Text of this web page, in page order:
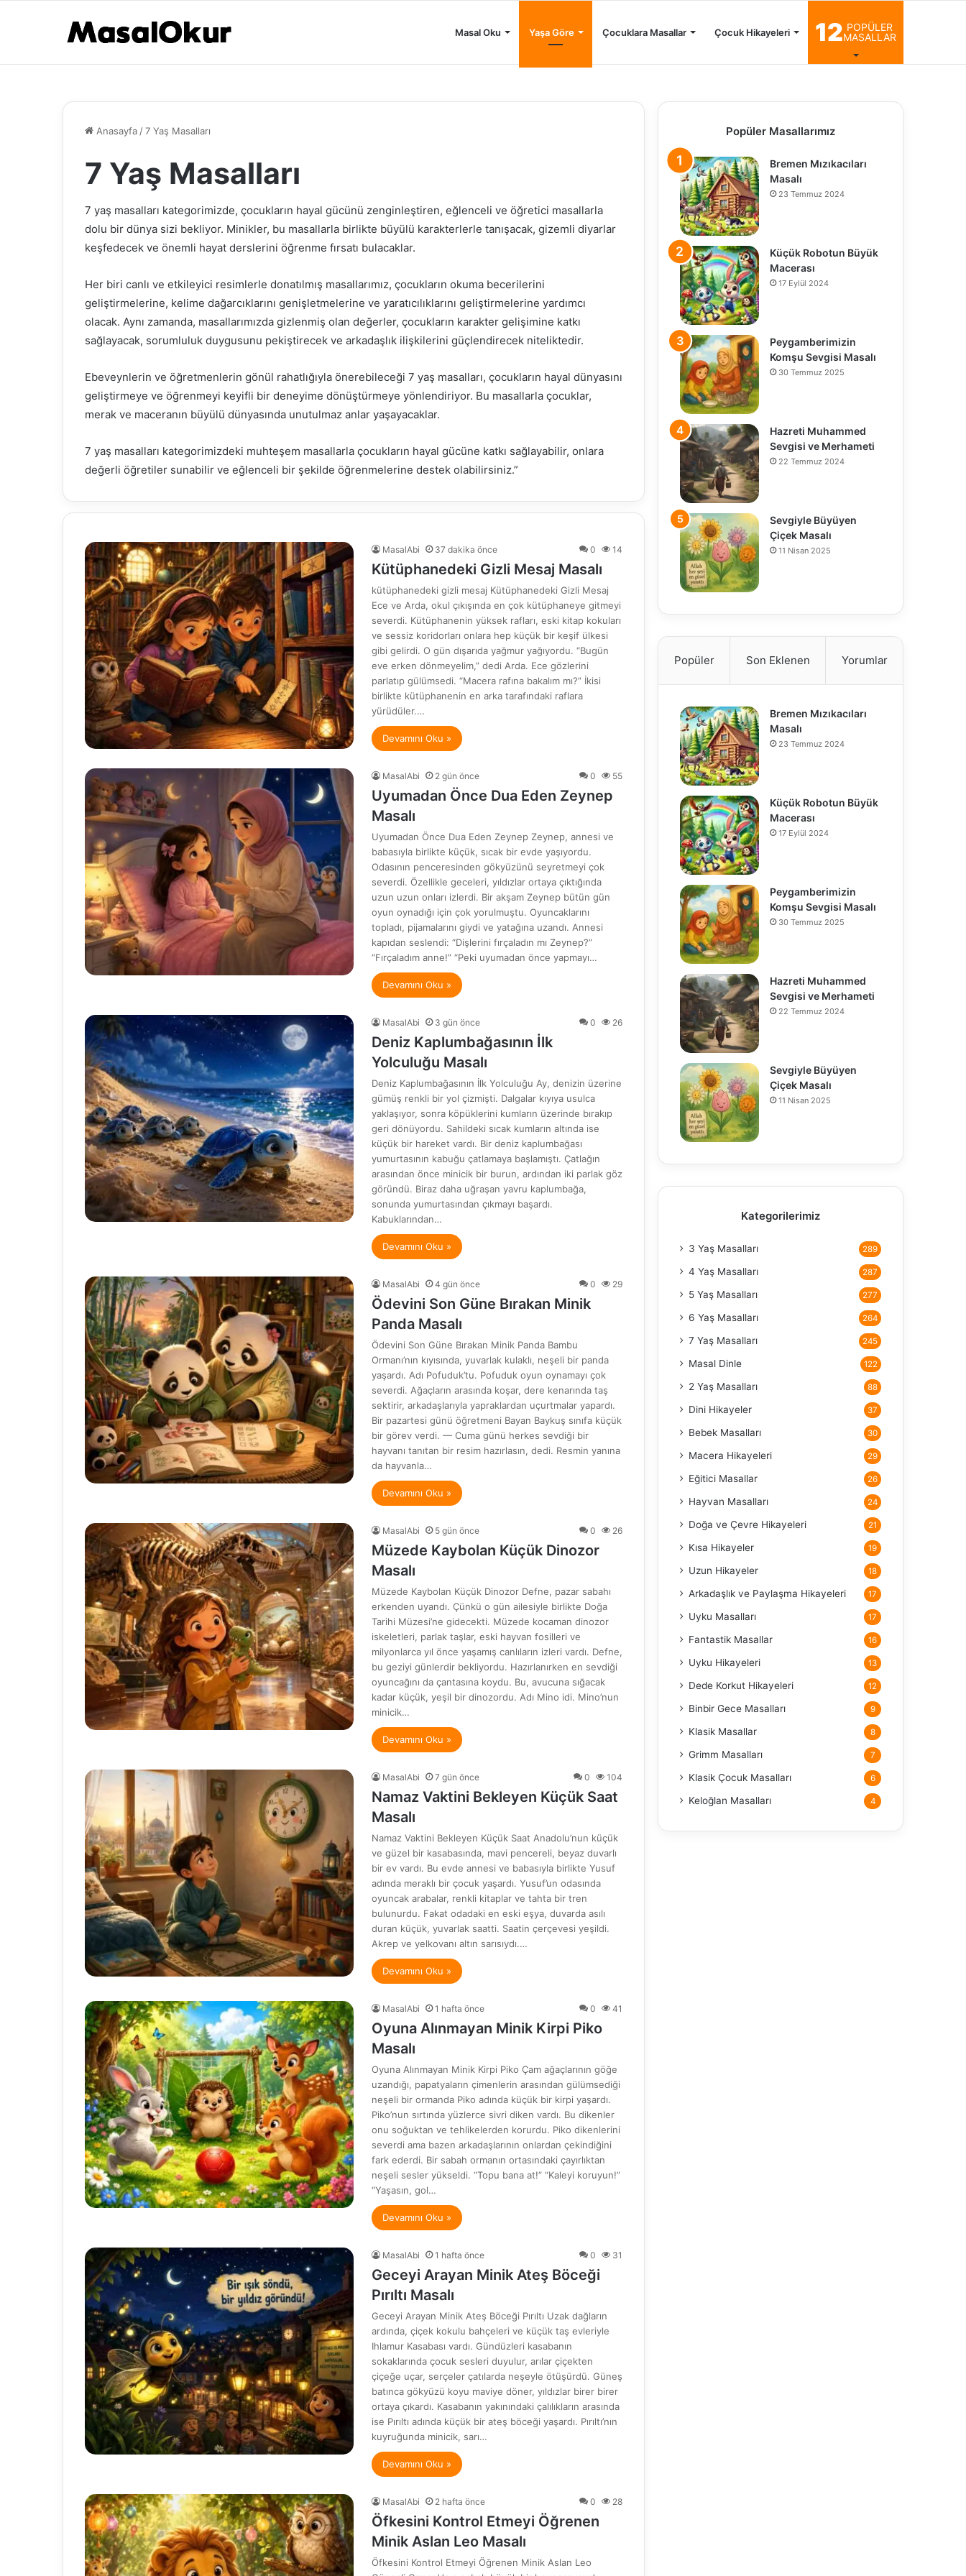
Masal Oku Yaşa Göre Çocuklara Masallar Çocuk Hikayeleri 12 POPÜLER
MASALLAR
Anasayfa /7 Yaş Masalları
7 Yaş Masalları
7 yaş masalları kategorimizde, çocukların hayal gücünü zenginleştiren, eğlenceli ve öğretici masallarla
dolu bir dünya sizi bekliyor. Minikler, bu masallarla birlikte büyülü karakterlerle tanışacak, gizemli diyarlar
keşfedecek ve önemli hayat derslerini öğrenme fırsatı bulacaklar.
Her biri canlı ve etkileyici resimlerle donatılmış masallarımız, çocukların okuma becerilerini
geliştirmelerine, kelime dağarcıklarını genişletmelerine ve yaratıcılıklarını geliştirmelerine yardımcı
olacak. Aynı zamanda, masallarımızda gizlenmiş olan değerler, çocukların karakter gelişimine katkı
sağlayacak, sorumluluk duygusunu pekiştirecek ve arkadaşlık ilişkilerini güçlendirecek niteliktedir.
Ebeveynlerin ve öğretmenlerin gönül rahatlığıyla önerebileceği 7 yaş masalları, çocukların hayal dünyasını
geliştirmeye ve öğrenmeyi keyifli bir deneyime dönüştürmeye yönlendiriyor. Bu masallarla çocuklar,
merak ve maceranın büyülü dünyasında unutulmaz anlar yaşayacaklar.
7 yaş masalları kategorimizdeki muhteşem masallarla çocukların hayal gücüne katkı sağlayabilir, onlara
değerli öğretiler sunabilir ve eğlenceli bir şekilde öğrenmelerine destek olabilirsiniz.”
MasalAbi 37 dakika önce 0 14
Kütüphanedeki Gizli Mesaj Masalı
kütüphanedeki gizli mesaj Kütüphanedeki Gizli Mesaj
Ece ve Arda, okul çıkışında en çok kütüphaneye gitmeyi
severdi. Kütüphanenin yüksek rafları, eski kitap kokuları
ve sessiz koridorları onlara hep küçük bir keşif ülkesi
gibi gelirdi. O gün dışarıda yağmur yağıyordu. “Bugün
eve erken dönmeyelim,” dedi Arda. Ece gözlerini
parlatıp gülümsedi. “Macera rafına bakalım mı?” İkisi
birlikte kütüphanenin en arka tarafındaki raflara
yürüdüler.…
Devamını Oku »
MasalAbi 2 gün önce 0 55
Uyumadan Önce Dua Eden Zeynep
Masalı
Uyumadan Önce Dua Eden Zeynep Zeynep, annesi ve
babasıyla birlikte küçük, sıcak bir evde yaşıyordu.
Odasının penceresinden gökyüzünü seyretmeyi çok
severdi. Özellikle geceleri, yıldızlar ortaya çıktığında
uzun uzun onları izlerdi. Bir akşam Zeynep bütün gün
oyun oynadığı için çok yorulmuştu. Oyuncaklarını
topladı, pijamalarını giydi ve yatağına uzandı. Annesi
kapıdan seslendi: “Dişlerini fırçaladın mı Zeynep?”
“Fırçaladım anne!” “Peki uyumadan önce yapmayı…
Devamını Oku »
MasalAbi 3 gün önce 0 26
Deniz Kaplumbağasının İlk
Yolculuğu Masalı
Deniz Kaplumbağasının İlk Yolculuğu Ay, denizin üzerine
gümüş renkli bir yol çizmişti. Dalgalar kıyıya usulca
yaklaşıyor, sonra köpüklerini kumların üzerinde bırakıp
geri dönüyordu. Sahildeki sıcak kumların altında ise
küçük bir hareket vardı. Bir deniz kaplumbağası
yumurtasının kabuğu çatlamaya başlamıştı. Çatlağın
arasından önce minicik bir burun, ardından iki parlak göz
göründü. Biraz daha uğraşan yavru kaplumbağa,
sonunda yumurtasından çıkmayı başardı.
Kabuklarından…
Devamını Oku »
MasalAbi 4 gün önce 0 29
Ödevini Son Güne Bırakan Minik
Panda Masalı
Ödevini Son Güne Bırakan Minik Panda Bambu
Ormanı’nın kıyısında, yuvarlak kulaklı, neşeli bir panda
yaşardı. Adı Pofuduk’tu. Pofuduk oyun oynamayı çok
severdi. Ağaçların arasında koşar, dere kenarında taş
sektirir, arkadaşlarıyla yapraklardan uçurtmalar yapardı.
Bir pazartesi günü öğretmeni Bayan Baykuş sınıfa küçük
bir görev verdi. — Cuma günü herkes sevdiği bir
hayvanı tanıtan bir resim hazırlasın, dedi. Resmin yanına
da hayvanla…
Devamını Oku »
MasalAbi 5 gün önce 0 26
Müzede Kaybolan Küçük Dinozor
Masalı
Müzede Kaybolan Küçük Dinozor Defne, pazar sabahı
erkenden uyandı. Çünkü o gün ailesiyle birlikte Doğa
Tarihi Müzesi’ne gidecekti. Müzede kocaman dinozor
iskeletleri, parlak taşlar, eski hayvan fosilleri ve
milyonlarca yıl önce yaşamış canlıların izleri vardı. Defne,
bu geziyi günlerdir bekliyordu. Hazırlanırken en sevdiği
oyuncağını da çantasına koydu. Bu, avucuna sığacak
kadar küçük, yeşil bir dinozordu. Adı Mino idi. Mino’nun
minicik…
Devamını Oku »
MasalAbi 7 gün önce 0 104
Namaz Vaktini Bekleyen Küçük Saat
Masalı
Namaz Vaktini Bekleyen Küçük Saat Anadolu’nun küçük
ve güzel bir kasabasında, mavi pencereli, beyaz duvarlı
bir ev vardı. Bu evde annesi ve babasıyla birlikte Yusuf
adında meraklı bir çocuk yaşardı. Yusuf’un odasında
oyuncak arabalar, renkli kitaplar ve tahta bir tren
bulunurdu. Fakat odadaki en eski eşya, duvarda asılı
duran küçük, yuvarlak saatti. Saatin çerçevesi yeşildi.
Akrep ve yelkovanı altın sarısıydı.…
Devamını Oku »
MasalAbi 1 hafta önce 0 41
Oyuna Alınmayan Minik Kirpi Piko
Masalı
Oyuna Alınmayan Minik Kirpi Piko Çam ağaçlarının göğe
uzandığı, papatyaların çimenlerin arasından gülümsediği
neşeli bir ormanda Piko adında küçük bir kirpi yaşardı.
Piko’nun sırtında yüzlerce sivri diken vardı. Bu dikenler
onu soğuktan ve tehlikelerden korurdu. Piko dikenlerini
severdi ama bazen arkadaşlarının onlardan çekindiğini
fark ederdi. Bir sabah ormanın ortasındaki çayırlıktan
neşeli sesler yükseldi. “Topu bana at!” “Kaleyi koruyun!”
“Yaşasın, gol…
Devamını Oku »
MasalAbi 1 hafta önce 0 31
Geceyi Arayan Minik Ateş Böceği
Pırıltı Masalı
Geceyi Arayan Minik Ateş Böceği Pırıltı Uzak dağların
ardında, çiçek kokulu bahçeleri ve küçük taş evleriyle
Ihlamur Kasabası vardı. Gündüzleri kasabanın
sokaklarında çocuk sesleri duyulur, arılar çiçekten
çiçeğe uçar, serçeler çatılarda neşeyle ötüşürdü. Güneş
batınca gökyüzü koyu maviye döner, yıldızlar birer birer
ortaya çıkardı. Kasabanın yakınındaki çalılıkların arasında
ise Pırıltı adında küçük bir ateş böceği yaşardı. Pırıltı’nın
kuyruğunda minicik, sarı…
Devamını Oku »
MasalAbi 2 hafta önce 0 28
Öfkesini Kontrol Etmeyi Öğrenen
Minik Aslan Leo Masalı
Öfkesini Kontrol Etmeyi Öğrenen Minik Aslan Leo
Popüler Masallarımız
Bremen Mızıkacıları
Masalı
23 Temmuz 2024
Küçük Robotun Büyük
Macerası
17 Eylül 2024
Peygamberimizin
Komşu Sevgisi Masalı
30 Temmuz 2025
Hazreti Muhammed
Sevgisi ve Merhameti
22 Temmuz 2024
Sevgiyle Büyüyen
Çiçek Masalı
11 Nisan 2025
Popüler Son Eklenen Yorumlar
Bremen Mızıkacıları
Masalı
23 Temmuz 2024
Küçük Robotun Büyük
Macerası
17 Eylül 2024
Peygamberimizin
Komşu Sevgisi Masalı
30 Temmuz 2025
Hazreti Muhammed
Sevgisi ve Merhameti
22 Temmuz 2024
Sevgiyle Büyüyen
Çiçek Masalı
11 Nisan 2025
Kategorilerimiz
3 Yaş Masalları 289
4 Yaş Masalları 287
5 Yaş Masalları 277
6 Yaş Masalları 264
7 Yaş Masalları 245
Masal Dinle 122
2 Yaş Masalları 88
Dini Hikayeler 37
Bebek Masalları 30
Macera Hikayeleri 29
Eğitici Masallar 26
Hayvan Masalları 24
Doğa ve Çevre Hikayeleri 21
Kısa Hikayeler 19
Uzun Hikayeler 18
Arkadaşlık ve Paylaşma Hikayeleri 17
Uyku Masalları 17
Fantastik Masallar 16
Uyku Hikayeleri 13
Dede Korkut Hikayeleri 12
Binbir Gece Masalları 9
Klasik Masallar 8
Grimm Masalları 7
Klasik Çocuk Masalları 6
Keloğlan Masalları 4